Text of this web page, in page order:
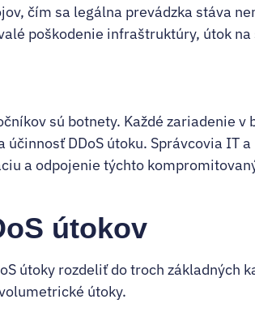
čím sa legálna prevádzka stáva
poškodenie infraštruktúry, útok
sú botnety. Každé zariadenie v
DDoS útoku. Správcovia IT
a odpojenie týchto
útokov
útoky rozdeliť do troch základných
útoky.